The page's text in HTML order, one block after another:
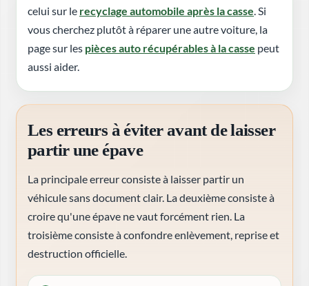
celui sur le recyclage automobile après la casse. Si
vous cherchez plutôt à réparer une autre voiture, la
page sur les pièces auto récupérables à la casse peut
aussi aider.
Les erreurs à éviter avant de laisser
partir une épave
La principale erreur consiste à laisser partir un
véhicule sans document clair. La deuxième consiste à
croire qu'une épave ne vaut forcément rien. La
troisième consiste à confondre enlèvement, reprise et
destruction officielle.